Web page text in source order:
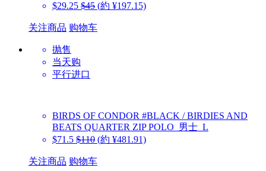
$29.25 $45 (約 ¥197.15)
关注商品 购物车
抛售
当天购
平行进口
BIRDS OF CONDOR #BLACK / BIRDIES AND
BEATS QUARTER ZIP POLO_男士_L
$71.5 $110 (約 ¥481.91)
关注商品 购物车